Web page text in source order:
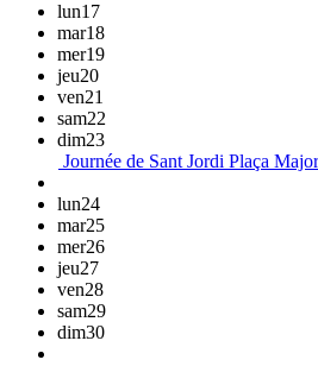
lun17
mar18
mer19
jeu20
ven21
sam22
dim23
Journée de Sant Jordi Plaça
lun24
mar25
mer26
jeu27
ven28
sam29
dim30